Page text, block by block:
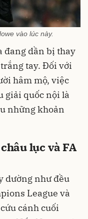
vào lúc này.
đang dần bị thay
tay. Đối với
hâm mộ, việc
giải quốc nội là
những khoản
lục và FA
dường như đều
League và
cánh cuối